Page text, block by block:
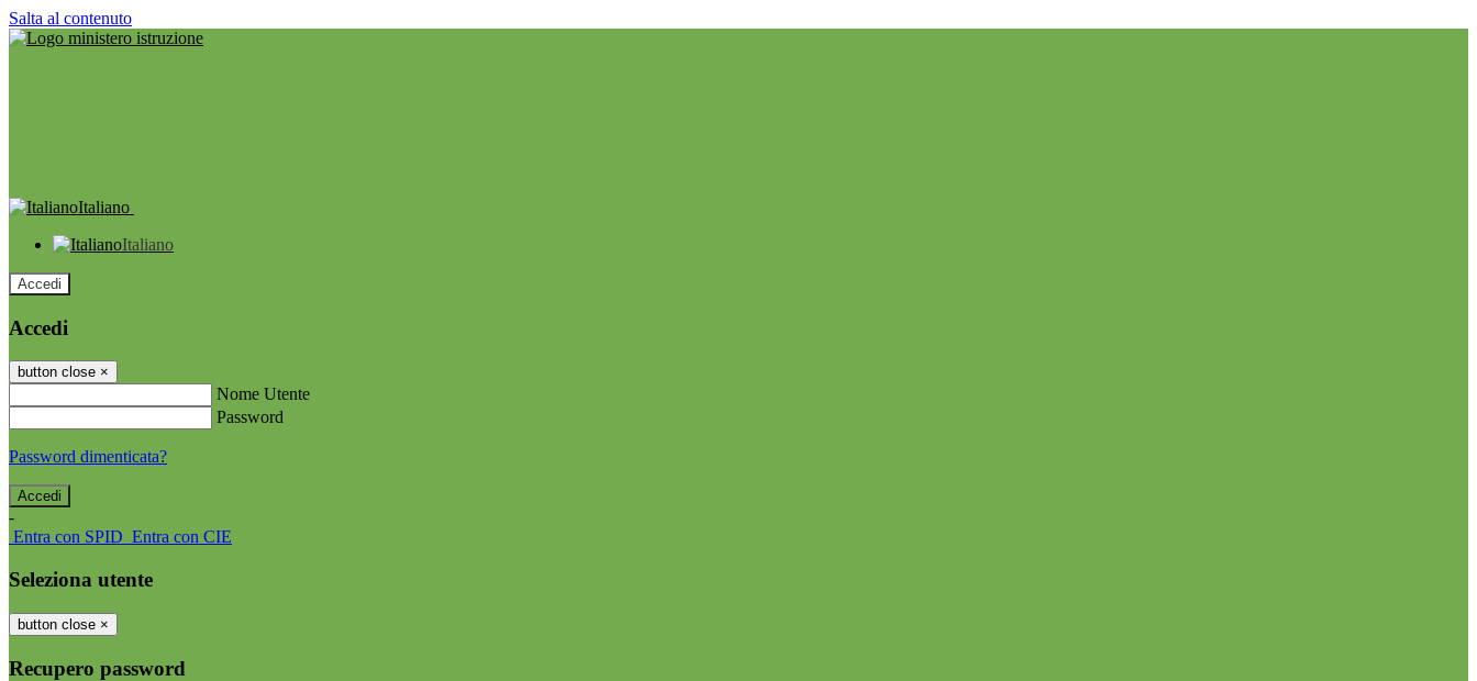
Salta al contenuto
Italiano
Italiano
Accedi
Accedi
button close ×
Nome Utente
Password
Password dimenticata?
-
Entra con SPID Entra con CIE
Seleziona utente
button close ×
Recupero password